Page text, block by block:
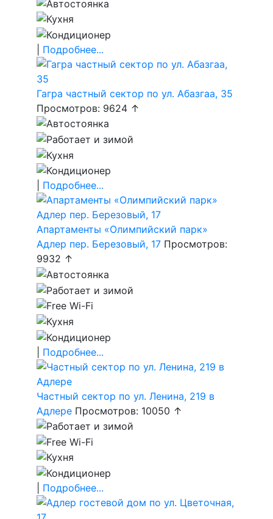
Подробнее...
Гагра частный сектор по ул. Абазгаа, 35
Просмотров: 9624 ↑
Подробнее...
Апартаменты «Олимпийский парк»
Адлер пер. Березовый, 17 Просмотров:
9932 ↑
Подробнее...
Частный сектор по ул. Ленина, 219 в
Адлере Просмотров: 10050 ↑
Подробнее...